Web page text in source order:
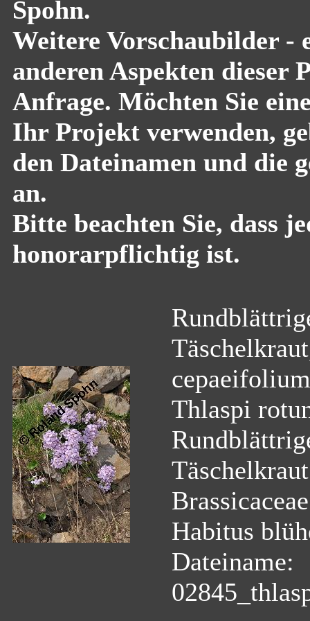
Spohn.
Weitere Vorschaubilder -
anderen Aspekten dieser
Anfrage. Möchten Sie
Ihr Projekt verwenden,
den Dateinamen und die
an.
Bitte beachten Sie, dass
honorarpflichtig ist.
cepaeifolium
Thlaspi
Täschelkraut
Brassicaceae
Habitus
Dateiname: